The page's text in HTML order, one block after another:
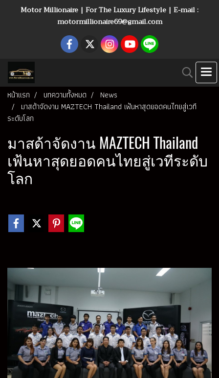
Motor Millionaire | For The Luxury Lifestyle | E-mail :
motormillionaire69@gmail.com
หน้าแรก บทความทั้งหมด
News
มาสด้าจัดงาน MAZTECH Thailand เฟ้นหาสุดยอดคนไทยสู่เวที
ระดับโลก
มาสด้าจัดงาน MAZTECH Thailand
เฟ้นหาสุดยอดคนไทยสู่เวทีระดับ
โลก